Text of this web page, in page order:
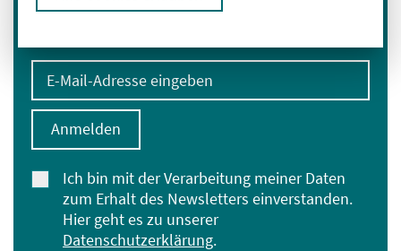
Immer informiert bleiben
E-Mail-Adresse eingeben
Ich bin mit der Verarbeitung meiner Daten
zum Erhalt des Newsletters einverstanden.
Hier geht es zu unserer
Datenschutzerklärung.
Anmelden